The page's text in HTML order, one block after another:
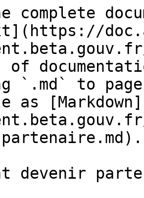
complete
of
`.md` to
as
devenir